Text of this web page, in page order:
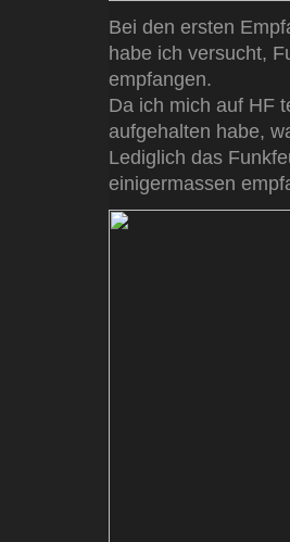
Bei den ersten
habe ich versucht,
empfangen.
Da ich mich auf HF
aufgehalten habe,
Lediglich das
einigermassen